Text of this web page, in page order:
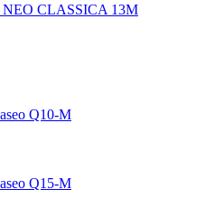
CLASSICA 13M
Q10-М
Q15-М